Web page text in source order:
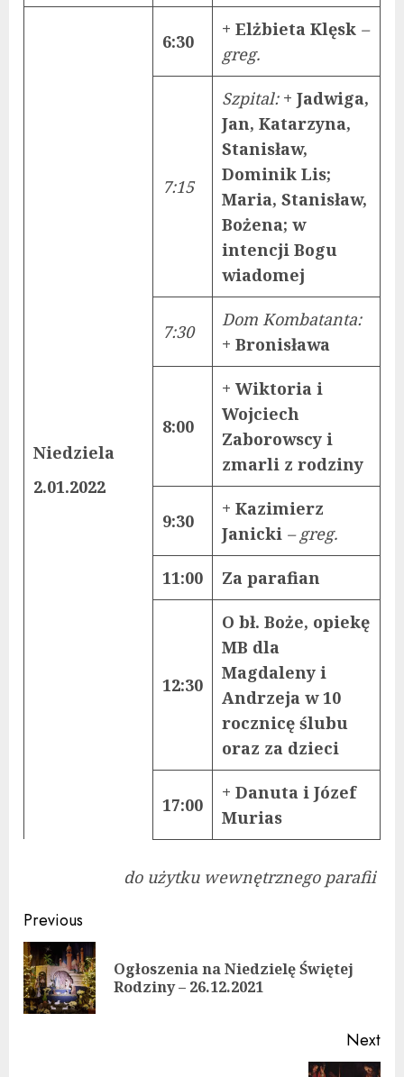
Niedziela
2.01.2022
6:30
+ Elżbieta Klęsk –
greg.
7:15
Szpital: + Jadwiga,
Jan, Katarzyna,
Stanisław,
Dominik Lis;
Maria, Stanisław,
Bożena; w
intencji Bogu
wiadomej
7:30
Dom Kombatanta:
+ Bronisława
8:00
+ Wiktoria i
Wojciech
Zaborowscy i
zmarli z rodziny
9:30
+ Kazimierz
Janicki – greg.
11:00 Za parafian
12:30
O bł. Boże, opiekę
MB dla
Magdaleny i
Andrzeja w 10
rocznicę ślubu
oraz za dzieci
17:00
+ Danuta i Józef
Murias
do użytku wewnętrznego parafii
Continue
Reading
Previous
Ogłoszenia na Niedzielę Świętej
Rodziny – 26.12.2021
Next